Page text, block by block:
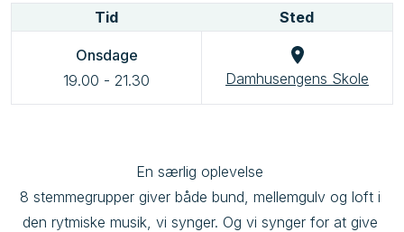
Tid Sted
Onsdage
19.00 - 21.30 Damhusengens Skole
En særlig oplevelse
8 stemmegrupper giver både bund, mellemgulv og loft i
den rytmiske musik, vi synger. Og vi synger for at give